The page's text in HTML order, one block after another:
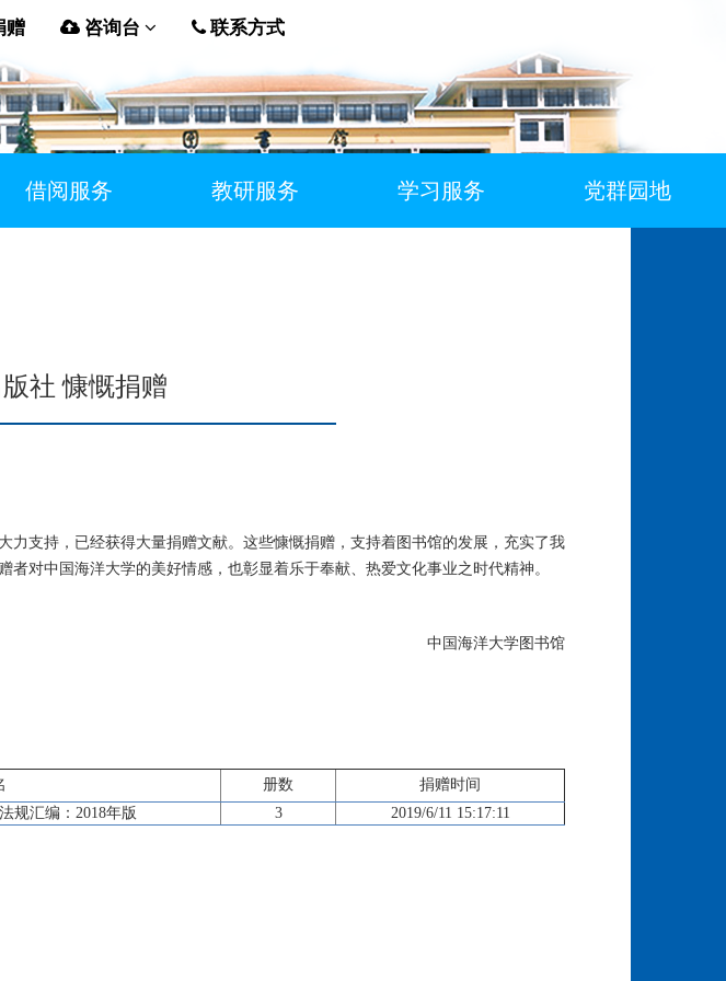
赠 咨询台 联系方式
借阅服务 教研服务 学习服务 党群园地
社 慷慨捐赠
支持，已经获得大量捐赠文献。这些慷慨捐赠，支持着图书馆的发展，充实了我
对中国海洋大学的美好情感，也彰显着乐于奉献、热爱文化事业之时代精神。
中国海洋大学图书馆
册数
捐赠时间
规汇编：2018年版 3 2019/6/11 15:17:11